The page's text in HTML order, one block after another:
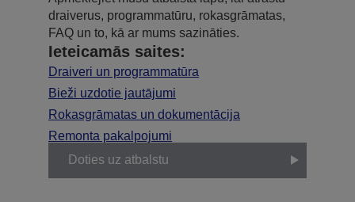
draiverus, programmatūru, rokasgrāmatas,
FAQ un to, kā ar mums sazināties.
Ieteicamās saites:
Draiveri un programmatūra
Bieži uzdotie jautājumi
Rokasgrāmatas un dokumentācija
Remonta pakalpojumi
Doties uz atbalstu